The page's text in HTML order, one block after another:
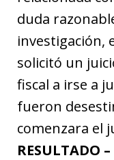
duda
investigación,
solicitó un
fiscal a irse a
fueron
comenzara el
RESULTADO